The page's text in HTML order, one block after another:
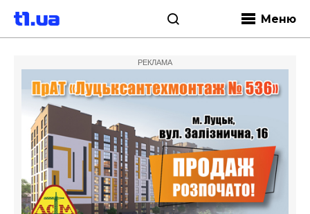
Меню
РЕКЛАМА